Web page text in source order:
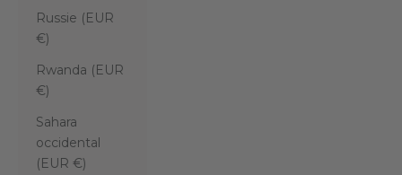
Russie (EUR
€)
Rwanda (EUR
€)
Sahara
occidental
(EUR €)